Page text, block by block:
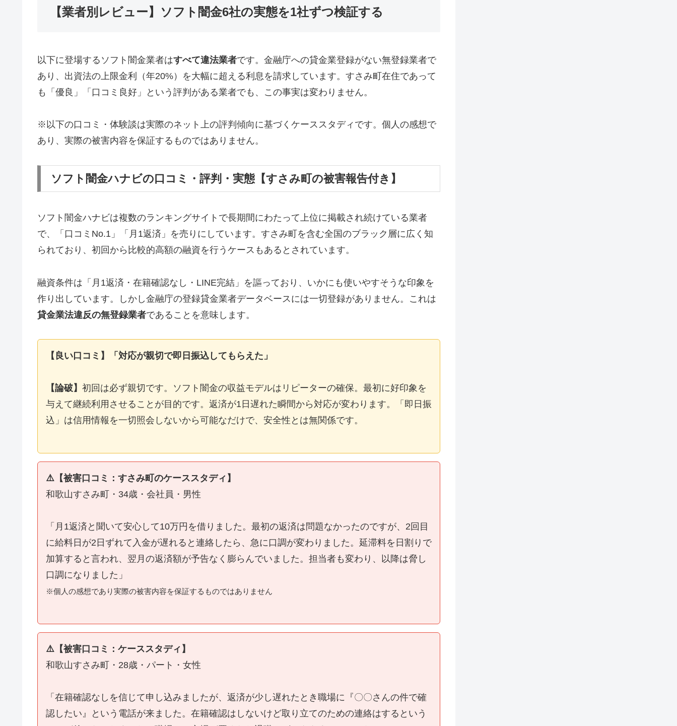
【業者別レビュー】ソフト闇金6社の実態を1社ずつ検証する
以下に登場するソフト闇金業者はすべて違法業者です。金融庁への貸金業登録がない無登録業者で
あり、出資法の上限金利（年20%）を大幅に超える利息を請求しています。すさみ町在住であって
も「優良」「口コミ良好」という評判がある業者でも、この事実は変わりません。
※以下の口コミ・体験談は実際のネット上の評判傾向に基づくケーススタディです。個人の感想で
あり、実際の被害内容を保証するものではありません。
ソフト闇金ハナビの口コミ・評判・実態【すさみ町の被害報告付き】
ソフト闇金ハナビは複数のランキングサイトで長期間にわたって上位に掲載され続けている業者
で、「口コミNo.1」「月1返済」を売りにしています。すさみ町を含む全国のブラック層に広く知
られており、初回から比較的高額の融資を行うケースもあるとされています。
融資条件は「月1返済・在籍確認なし・LINE完結」を謳っており、いかにも使いやすそうな印象を
作り出しています。しかし金融庁の登録貸金業者データベースには一切登録がありません。これは
貸金業法違反の無登録業者であることを意味します。
【良い口コミ】「対応が親切で即日振込してもらえた」
【論破】 初回は必ず親切です。ソフト闇金の収益モデルはリピーターの確保。最初に好印象を
与えて継続利用させることが目的です。返済が1日遅れた瞬間から対応が変わります。「即日振
込」は信用情報を一切照会しないから可能なだけで、安全性とは無関係です。
⚠️【被害口コミ：すさみ町のケーススタディ】
和歌山すさみ町・34歳・会社員・男性
「月1返済と聞いて安心して10万円を借りました。最初の返済は問題なかったのですが、2回目
に給料日が2日ずれて入金が遅れると連絡したら、急に口調が変わりました。延滞料を日割りで
加算すると言われ、翌月の返済額が予告なく膨らんでいました。担当者も変わり、以降は脅し
口調になりました」
※個人の感想であり実際の被害内容を保証するものではありません
⚠️【被害口コミ：ケーススタディ】
和歌山すさみ町・28歳・パート・女性
「在籍確認なしを信じて申し込みましたが、返済が少し遅れたとき職場に『〇〇さんの件で確
認したい』という電話が来ました。在籍確認はしないけど取り立てのための連絡はするという